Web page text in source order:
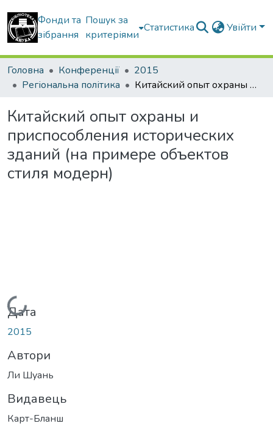
Фонди та
зібрання
Пошук за
критеріями
Статистика Увійти
Головна Конференції
2015
Регіональна політика
Китайский опыт охраны и приспособления исторических зданий (на примере объектов стиля модерн)
Китайский опыт охраны и
приспособления исторических
зданий (на примере объектов
стиля модерн)
Вантажиться...
Дата
2015
Автори
Ли Шуань
Видавець
Карт-Бланш